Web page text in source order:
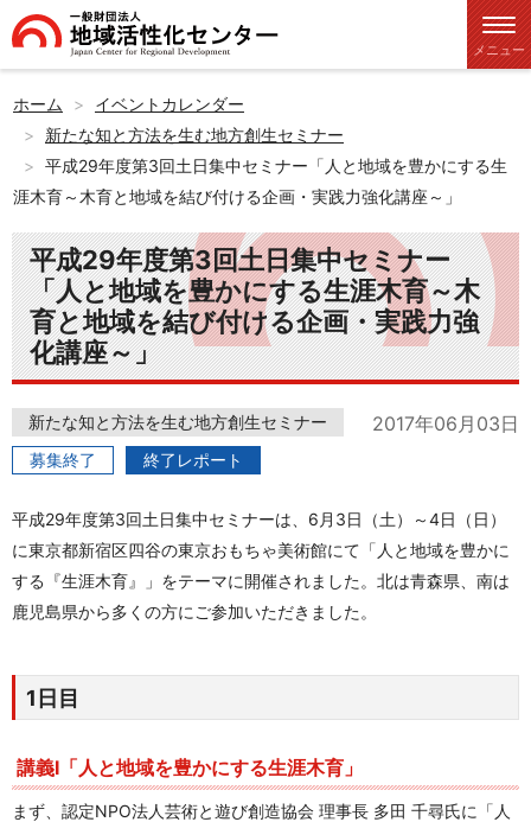
メニュー
ホーム
イベントカレンダー
新たな知と方法を生む地方創生セミナー
平成29年度第3回土日集中セミナー「人と地域を豊かにする生
涯木育～木育と地域を結び付ける企画・実践力強化講座～」
平成29年度第3回土日集中セミナー
「人と地域を豊かにする生涯木育～木
育と地域を結び付ける企画・実践力強
化講座～」
新たな知と方法を生む地方創生セミナー
募集終了
終了レポート
2017年06月03日
平成29年度第3回土日集中セミナーは、6月3日（土）～4日（日）
に東京都新宿区四谷の東京おもちゃ美術館にて「人と地域を豊かに
する『生涯木育』」をテーマに開催されました。北は青森県、南は
鹿児島県から多くの方にご参加いただきました。
1日目
講義I「人と地域を豊かにする生涯木育」
まず、認定NPO法人芸術と遊び創造協会 理事長 多田 千尋氏に「人